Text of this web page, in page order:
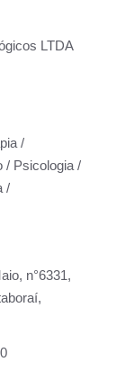
LTDA
/
/ Psicologia /
/
n°6331,